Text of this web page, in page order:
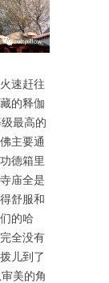
速赶往
的释伽
最高的
主要通
德箱里
庙全是
舒服和
的哈
全没有
儿到了
美的角